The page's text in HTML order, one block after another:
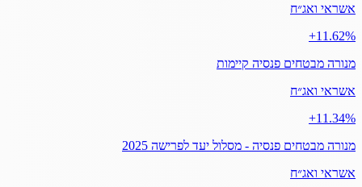
אשראי ואג״ח
‎+11.62%
מנורה מבטחים פנסיה קיימות
אשראי ואג״ח
‎+11.34%
מנורה מבטחים פנסיה - מסלול יעד לפרישה 2025
אשראי ואג״ח